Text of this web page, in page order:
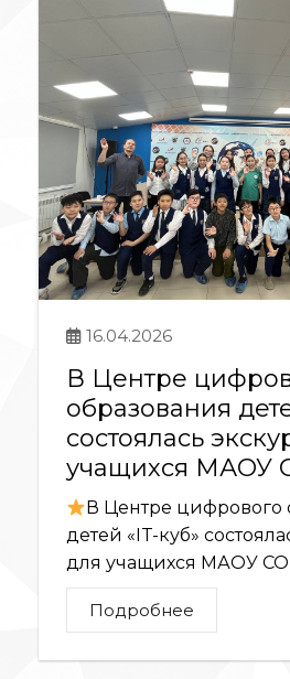
16.04.2026
В Центре
образования
состоялась
учащихся МАОУ
В Центре цифрового
детей «IT-куб»
для учащихся МАОУ
Подробнее